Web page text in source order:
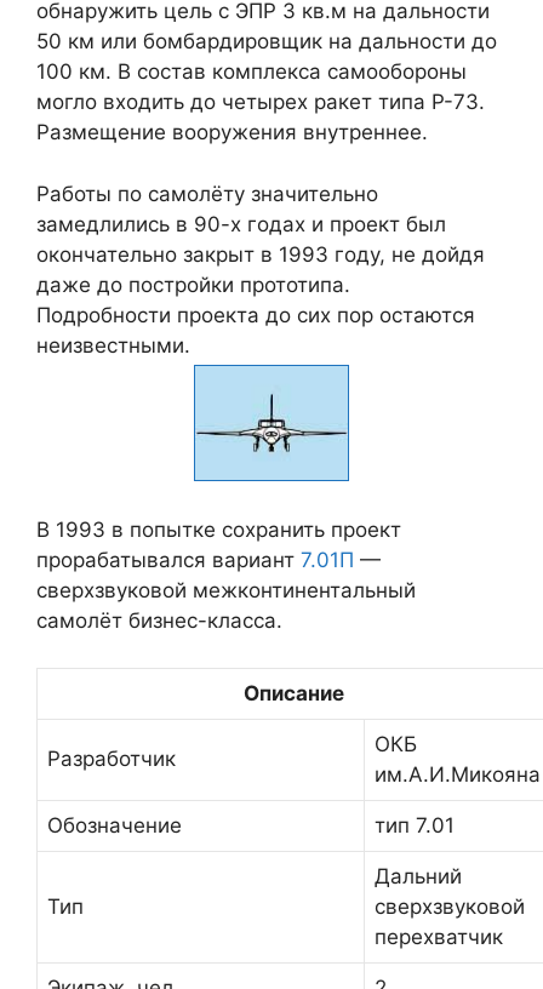
обнаружить цель с ЭПР 3 кв.м на дальности
50 км или бомбардировщик на дальности до
100 км. В состав комплекса самообороны
могло входить до четырех ракет типа Р-73.
Размещение вооружения внутреннее.
Работы по самолёту значительно
замедлились в 90-х годах и проект был
окончательно закрыт в 1993 году, не дойдя
даже до постройки прототипа.
Подробности проекта до сих пор остаются
неизвестными.
В 1993 в попытке сохранить проект
прорабатывался вариант 7.01П —
сверхзвуковой межконтинентальный
самолёт бизнес-класса.
Описание
Разработчик
ОКБ
им.А.И.Микояна
Обозначение тип 7.01
Тип
Дальний
сверхзвуковой
перехватчик